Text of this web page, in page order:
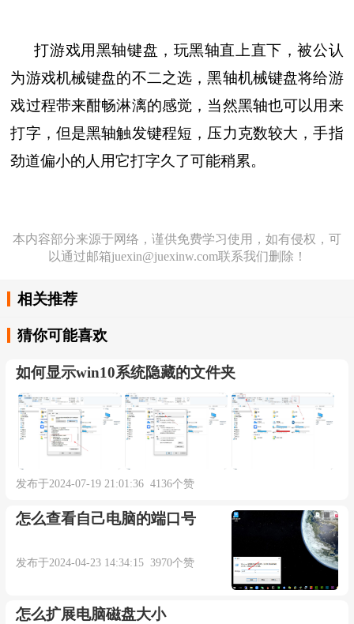
打游戏用黑轴键盘，玩黑轴直上直下，被公认
为游戏机械键盘的不二之选，黑轴机械键盘将给游
戏过程带来酣畅淋漓的感觉，当然黑轴也可以用来
打字，但是黑轴触发键程短，压力克数较大，手指
劲道偏小的人用它打字久了可能稍累。
本内容部分来源于网络，谨供免费学习使用，如有侵权，可
以通过邮箱juexin@juexinw.com联系我们删除！
相关推荐
猜你可能喜欢
如何显示win10系统隐藏的文件夹
发布于2024-07-19 21:01:36 4136个赞
怎么查看自己电脑的端口号
发布于2024-04-23 14:34:15 3970个赞
怎么扩展电脑磁盘大小